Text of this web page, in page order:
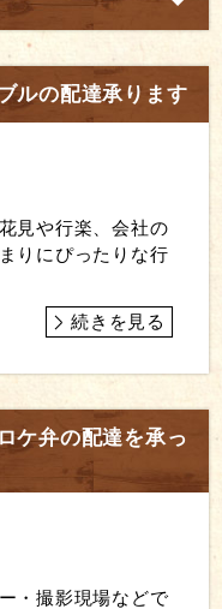
ルの配達承ります
見や行楽、会社の
りにぴったりな行
続きを見る
ケ弁の配達を承っ
・撮影現場などで